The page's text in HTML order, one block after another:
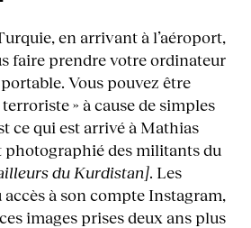
en arrivant à l’aéroport,
faire prendre votre ordinateur
Vous pouvez être
» à cause de simples
ce qui est arrivé à Mathias
photographié des militants du
du Kurdistan]. Les
à son compte Instagram,
images prises deux ans plus